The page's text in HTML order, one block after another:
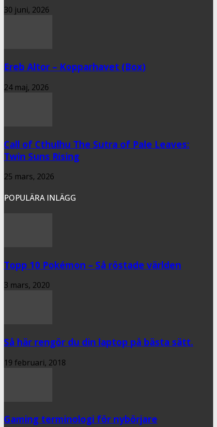
30 juni, 2026
Ereb Altor – Kopparhavet (Box)
24 maj, 2026
Call of Cthulhu The Sutra of Pale Leaves:
Twin Suns Rising
25 mars, 2026
POPULÄRA INLÄGG
Topp 10 Pokémon – Så röstade världen
3 mars, 2020
Så här rengör du din laptop på bästa sätt.
19 februari, 2018
Gaming terminologi för nybörjare